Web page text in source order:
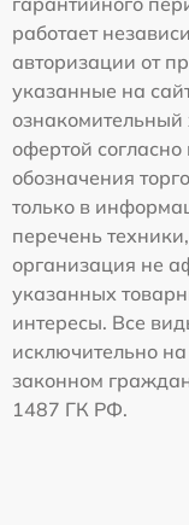
работает
авторизации от
указанные на
ознакомительный
офертой
обозначения
только в
перечень
организация не
указанных
интересы. Все
исключительно
законном
1487 ГК РФ.